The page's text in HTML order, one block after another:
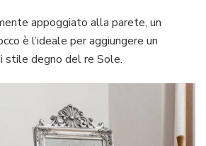
appoggiato alla parete, un
è l’ideale per aggiungere un
degno del re Sole.